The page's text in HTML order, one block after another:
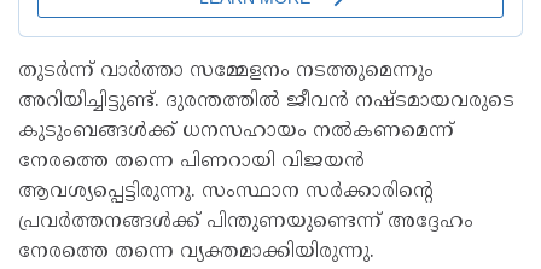
തുടർന്ന് വാർത്താ സമ്മേളനം നടത്തുമെന്നും
അറിയിച്ചിട്ടുണ്ട്. ദുരന്തത്തിൽ ജീവൻ നഷ്ടമായവരുടെ
കുടുംബങ്ങൾക്ക് ധനസഹായം നൽകണമെന്ന്
നേരത്തെ തന്നെ പിണറായി വിജയൻ
ആവശ‍്യപ്പെട്ടിരുന്നു. സംസ്ഥാന സർക്കാരിന്‍റെ
പ്രവർത്തനങ്ങൾക്ക് പിന്തുണയുണ്ടെന്ന് അദ്ദേഹം
നേരത്തെ തന്നെ വ‍്യക്തമാക്കിയിരുന്നു.